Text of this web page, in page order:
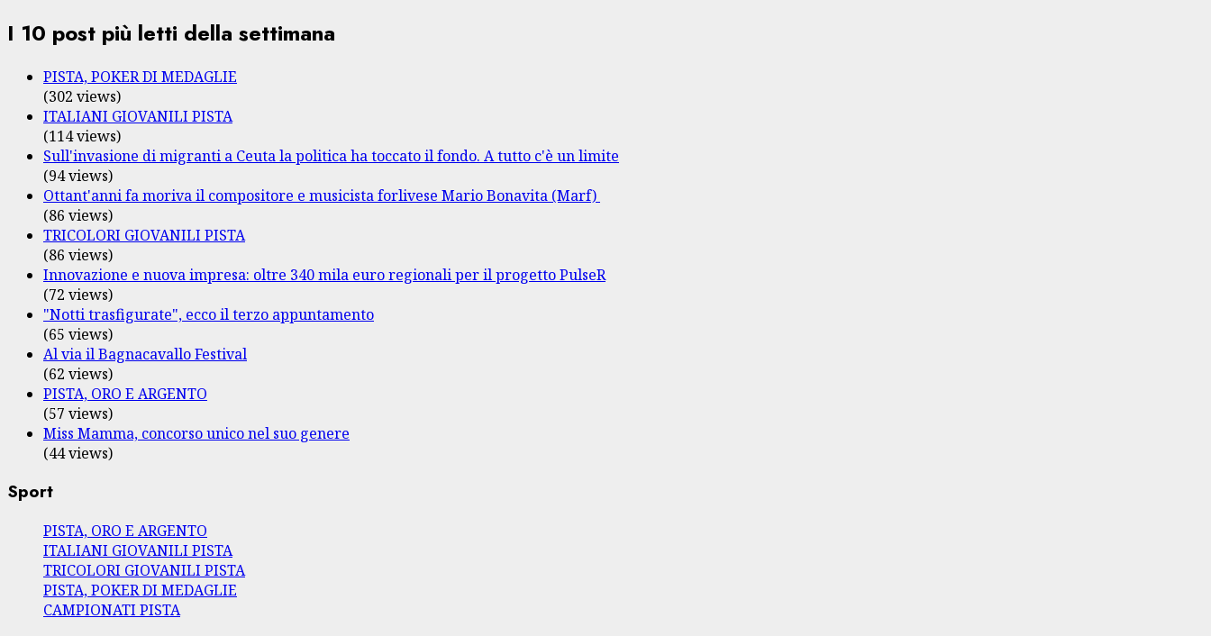
I 10 post più letti della settimana
PISTA, POKER DI MEDAGLIE
(302 views)
ITALIANI GIOVANILI PISTA
(114 views)
Sull'invasione di migranti a Ceuta la politica ha toccato il fondo. A tutto c'è un limite
(94 views)
Ottant'anni fa moriva il compositore e musicista forlivese Mario Bonavita (Marf)
(86 views)
TRICOLORI GIOVANILI PISTA
(86 views)
Innovazione e nuova impresa: oltre 340 mila euro regionali per il progetto PulseR
(72 views)
"Notti trasfigurate", ecco il terzo appuntamento
(65 views)
Al via il Bagnacavallo Festival
(62 views)
PISTA, ORO E ARGENTO
(57 views)
Miss Mamma, concorso unico nel suo genere
(44 views)
Sport
PISTA, ORO E ARGENTO
ITALIANI GIOVANILI PISTA
TRICOLORI GIOVANILI PISTA
PISTA, POKER DI MEDAGLIE
CAMPIONATI PISTA